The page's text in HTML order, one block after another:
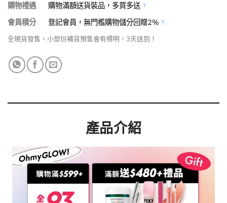
購物禮遇
購物滿額送貨裝品，多買多送
會員積分
登記會員，無門檻購物儲分回贈2%
全現貨發售，小部份補貨預售會有標明，3天送到！
產品介紹